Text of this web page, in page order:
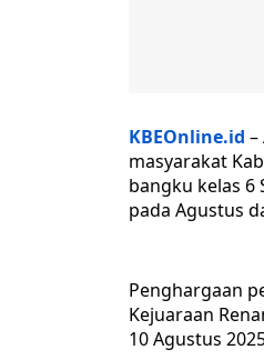
KBEOnline.id –
masyarakat
bangku kelas
pada Agustus
‎Penghargaan
Kejuaraan
10 Agustus